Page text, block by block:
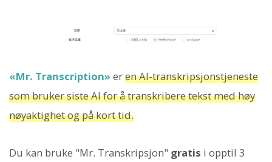
«Mr. Transcription» eren AI-transkripsjonstjeneste
som bruker siste AI for å transkribere tekst med høy
nøyaktighet og på kort tid.
Du kan bruke "Mr. Transkripsjon" gratis i opptil 3